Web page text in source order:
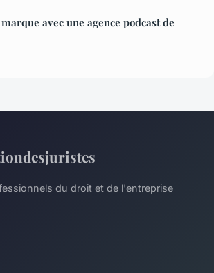
avec une agence podcast de
du droit et de l'entreprise